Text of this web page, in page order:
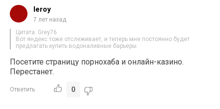
leroy
7 лет назад
Цитата: Grey76
Вот яндекс тоже отслеживает, и теперь мне постоянно будет
предлагать купить водоналивные барьеры.
Посетите страницу порнохаба и онлайн-казино.
Перестанет.
Ответить 0